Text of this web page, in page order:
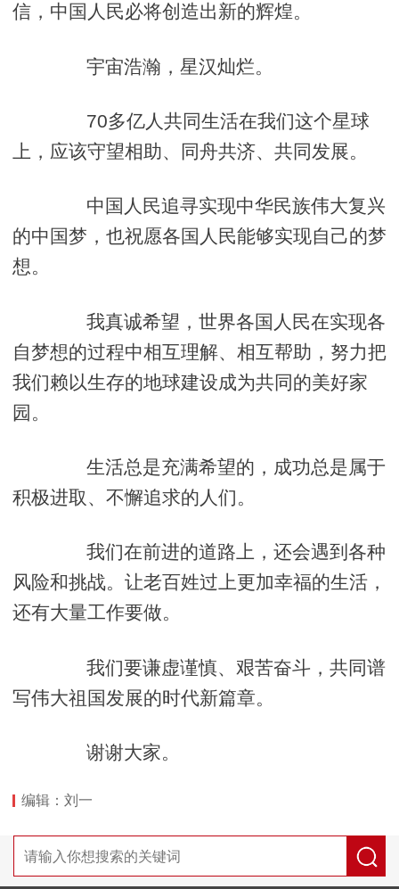
信，中国人民必将创造出新的辉煌。
宇宙浩瀚，星汉灿烂。
70多亿人共同生活在我们这个星球
上，应该守望相助、同舟共济、共同发展。
中国人民追寻实现中华民族伟大复兴
的中国梦，也祝愿各国人民能够实现自己的梦
想。
我真诚希望，世界各国人民在实现各
自梦想的过程中相互理解、相互帮助，努力把
我们赖以生存的地球建设成为共同的美好家
园。
生活总是充满希望的，成功总是属于
积极进取、不懈追求的人们。
我们在前进的道路上，还会遇到各种
风险和挑战。让老百姓过上更加幸福的生活，
还有大量工作要做。
我们要谦虚谨慎、艰苦奋斗，共同谱
写伟大祖国发展的时代新篇章。
谢谢大家。
编辑：刘一